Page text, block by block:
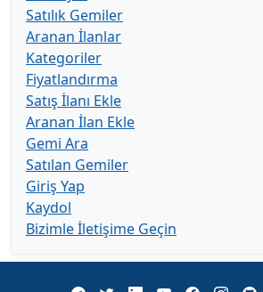
Satılık Gemiler
Aranan İlanlar
Kategoriler
Fiyatlandırma
Satış İlanı Ekle
Aranan İlan Ekle
Gemi Ara
Satılan Gemiler
Giriş Yap
Kaydol
Bizimle İletişime Geçin